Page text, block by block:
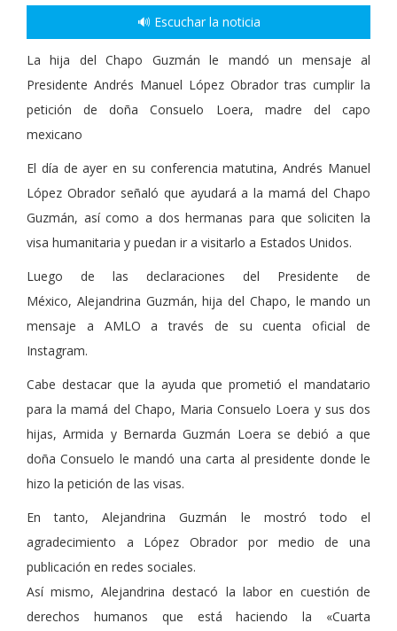
🔊 Escuchar la noticia
La hija del Chapo Guzmán le mandó un mensaje al
Presidente Andrés Manuel López Obrador tras cumplir la
petición de doña Consuelo Loera, madre del capo
mexicano
El día de ayer en su conferencia matutina, Andrés Manuel
López Obrador señaló que ayudará a la mamá del Chapo
Guzmán, así como a dos hermanas para que soliciten la
visa humanitaria y puedan ir a visitarlo a Estados Unidos.
Luego de las declaraciones del Presidente de
México, Alejandrina Guzmán, hija del Chapo, le mando un
mensaje a AMLO a través de su cuenta oficial de
Instagram.
Cabe destacar que la ayuda que prometió el mandatario
para la mamá del Chapo, Maria Consuelo Loera y sus dos
hijas, Armida y Bernarda Guzmán Loera se debió a que
doña Consuelo le mandó una carta al presidente donde le
hizo la petición de las visas.
En tanto, Alejandrina Guzmán le mostró todo el
agradecimiento a López Obrador por medio de una
publicación en redes sociales.
Así mismo, Alejandrina destacó la labor en cuestión de
derechos humanos que está haciendo la «Cuarta